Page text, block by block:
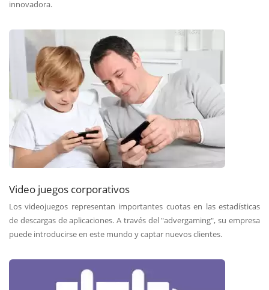
innovadora.
Video juegos corporativos
Los videojuegos representan importantes cuotas en las estadísticas
de descargas de aplicaciones. A través del "advergaming", su empresa
puede introducirse en este mundo y captar nuevos clientes.